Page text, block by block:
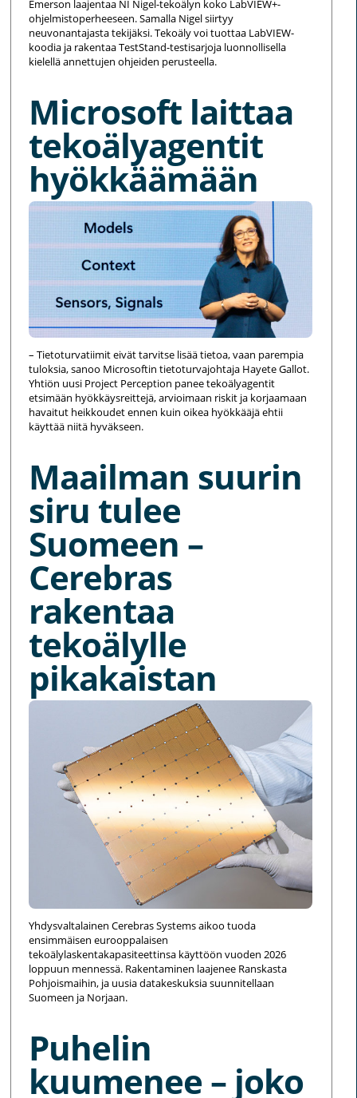
Emerson laajentaa NI Nigel-tekoälyn koko LabVIEW+-
ohjelmistoperheeseen. Samalla Nigel siirtyy
neuvonantajasta tekijäksi. Tekoäly voi tuottaa LabVIEW-
koodia ja rakentaa TestStand-testisarjoja luonnollisella
kielellä annettujen ohjeiden perusteella.
Microsoft laittaa
tekoälyagentit
hyökkäämään
– Tietoturvatiimit eivät tarvitse lisää tietoa, vaan parempia
tuloksia, sanoo Microsoftin tietoturvajohtaja Hayete Gallot.
Yhtiön uusi Project Perception panee tekoälyagentit
etsimään hyökkäysreittejä, arvioimaan riskit ja korjaamaan
havaitut heikkoudet ennen kuin oikea hyökkääjä ehtii
käyttää niitä hyväkseen.
Maailman suurin
siru tulee
Suomeen –
Cerebras
rakentaa
tekoälylle
pikakaistan
Yhdysvaltalainen Cerebras Systems aikoo tuoda
ensimmäisen eurooppalaisen
tekoälylaskentakapasiteettinsa käyttöön vuoden 2026
loppuun mennessä. Rakentaminen laajenee Ranskasta
Pohjoismaihin, ja uusia datakeskuksia suunnitellaan
Suomeen ja Norjaan.
Puhelin
kuumenee – joko